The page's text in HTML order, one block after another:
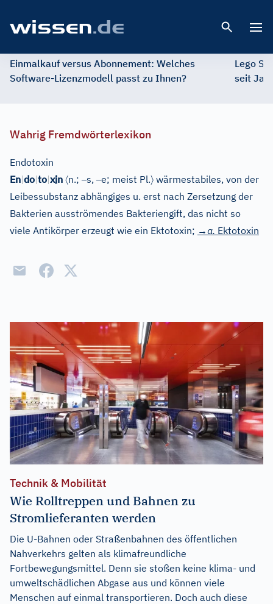
Einmalkauf versus Abonnement: Welches
Software-Lizenzmodell passt zu Ihnen?
Lego
seit
Wahrig Fremdwörterlexikon
Endotoxin
En|do|to|xin 〈n.;–s,–e; meist Pl.〉 wärmestabiles, von der
Leibessubstanz abhängiges u. erst nach Zersetzung der
Bakterien ausströmendes Bakteriengift, das nicht so
viele Antikörper erzeugt wie ein Ektotoxin; →a. Ektotoxin
Technik & Mobilität
Wie Rolltreppen und Bahnen zu
Stromlieferanten werden
Die U-Bahnen oder Straßenbahnen des öffentlichen
Nahverkehrs gelten als klimafreundliche
Fortbewegungsmittel. Denn sie stoßen keine klima- und
umweltschädlichen Abgase aus und können viele
Menschen auf einmal transportieren. Doch auch diese